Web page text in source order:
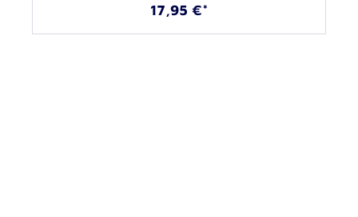
17,95 €*